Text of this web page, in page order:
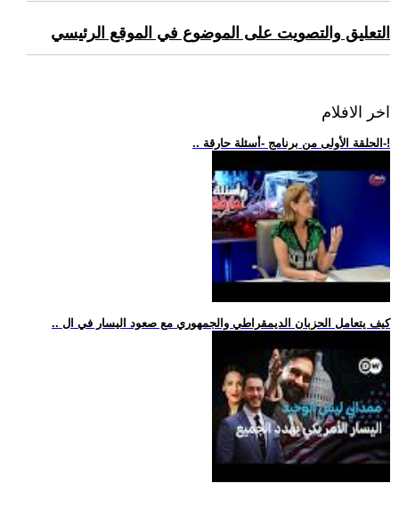
التعليق والتصويت على الموضوع في الموقع الرئيسي
اخر الافلام
.. الحلقة الأولى من برنامج -أسئلة حارقة-!
.. كيف يتعامل الحزبان الديمقراطي والجمهوري مع صعود اليسار في ال